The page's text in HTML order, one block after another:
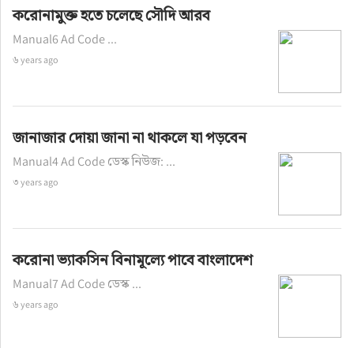
করোনামুক্ত হতে চলেছে সৌদি আরব
Manual6 Ad Code ...
৬ years ago
জানাজার দোয়া জানা না থাকলে যা পড়বেন
Manual4 Ad Code ডেস্ক নিউজ: ...
৩ years ago
করোনা ভ্যাকসিন বিনামূল্যে পাবে বাংলাদেশ
Manual7 Ad Code ডেস্ক ...
৬ years ago